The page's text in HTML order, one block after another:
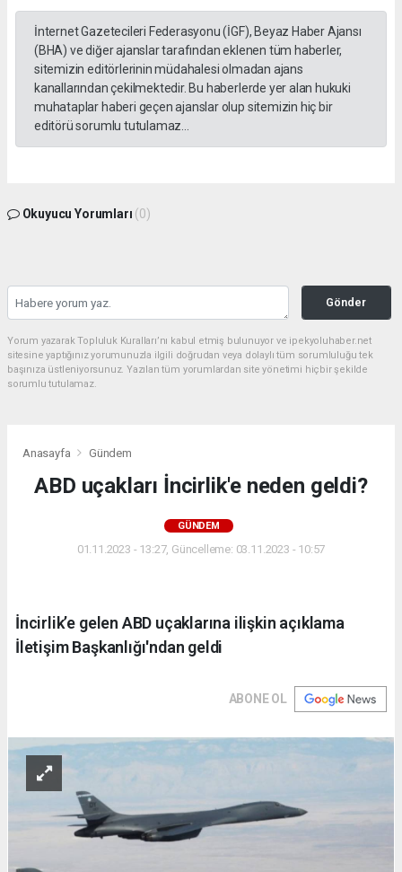
İnternet Gazetecileri Federasyonu (İGF), Beyaz Haber Ajansı
(BHA) ve diğer ajanslar tarafından eklenen tüm haberler,
sitemizin editörlerinin müdahalesi olmadan ajans
kanallarından çekilmektedir. Bu haberlerde yer alan hukuki
muhataplar haberi geçen ajanslar olup sitemizin hiç bir
editörü sorumlu tutulamaz...
Okuyucu Yorumları (0)
Gönder
Yorum yazarak Topluluk Kuralları’nı kabul etmiş bulunuyor ve ipekyoluhaber.net
sitesine yaptığınız yorumunuzla ilgili doğrudan veya dolaylı tüm sorumluluğu tek
başınıza üstleniyorsunuz. Yazılan tüm yorumlardan site yönetimi hiçbir şekilde
sorumlu tutulamaz.
Anasayfa Gündem
ABD uçakları İncirlik'e neden geldi?
GÜNDEM
01.11.2023 - 13:27, Güncelleme: 03.11.2023 - 10:57
İncirlik’e gelen ABD uçaklarına ilişkin açıklama
İletişim Başkanlığı'ndan geldi
ABONE OL